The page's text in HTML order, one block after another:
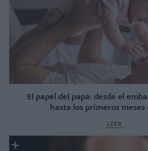
El papel del papá: desde el
hasta los primeros meses
LEER